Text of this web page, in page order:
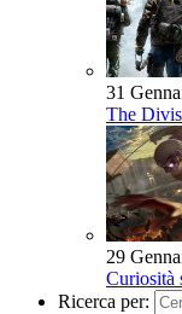
31
The
29
Curiosità
Ricerca per: